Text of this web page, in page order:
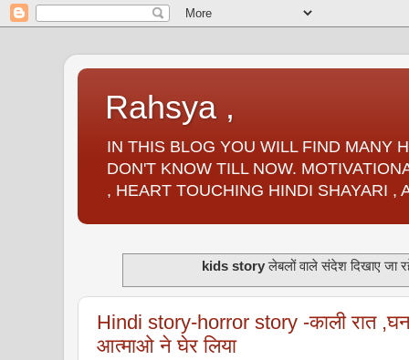
Rahsya ,
IN THIS BLOG YOU WILL FIND MANY
DON'T KNOW TILL NOW.
, HEART TOUCHING HINDI SHAYARI ,
kids storyलेबलों वाले संदेश दिखाए जा
Hindi story-horror story -काली रात
आत्माओ ने घेर लिया